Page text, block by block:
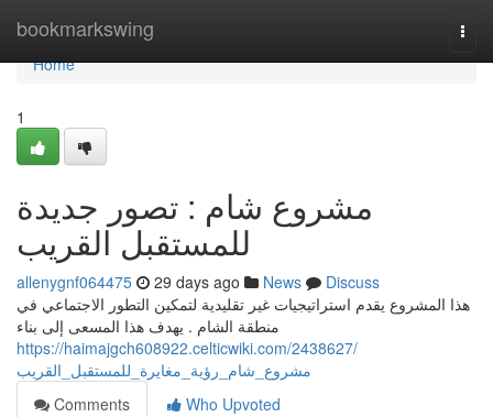
bookmarkswing
Home
Home
1
مشروع شام : تصور جديدة
للمستقبل القريب
allenygnf064475 29 days ago News
Discuss
هذا المشروع يقدم استراتيجيات غير تقليدية لتمكين التطور الاجتماعي في
منطقة الشام . يهدف هذا المسعى إلى بناء
https://haimajgch608922.celticwiki.com/2438627/
مشروع_شام_رؤية_مغايرة_للمستقبل_القريب
Comments
Who Upvoted